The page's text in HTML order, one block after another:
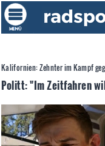
Kalifornien: Zehnter im Kampf
Politt: "Im Zeitfahren